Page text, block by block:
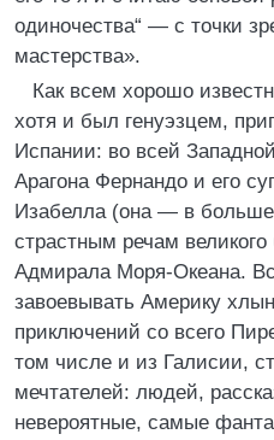
одиночества“ — с точки
мастерства».
Как всем хорошо
хотя и был генуэзцем,
Испании: во всей
Арагона Фернандо и его
Изабелла (она — в
страстным речам
Адмирала Моря-Океана.
завоевывать Америку
приключений со всего
том числе и из Галисии,
мечтателей: людей,
невероятные, самые